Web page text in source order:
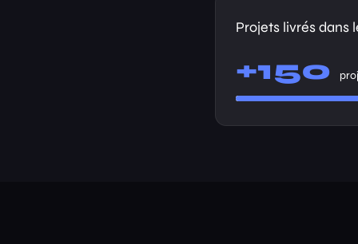
Projets livrés dans
+150